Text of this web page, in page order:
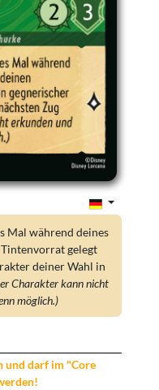
Mal während deines
gelegt
deiner Wahl in
Charakter kann nicht
möglich.)
und darf im "Core